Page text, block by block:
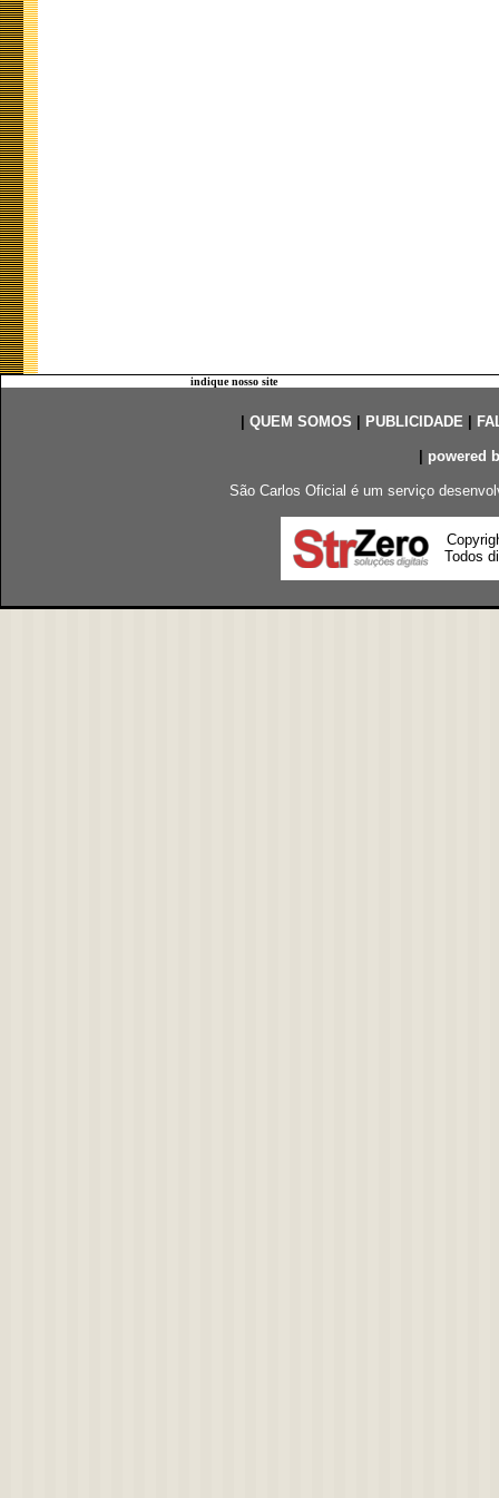
indique nosso site
QUEM SOMOS PUBLICIDADE|
powered
São Carlos Oficial é um serviço
Todos